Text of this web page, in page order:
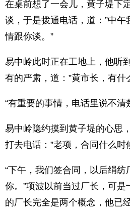
在桌前想了一会儿，黄子堤下
谈，于是拨通电话，道：”中
情跟你谈。”
易中岭此时正在工地上，他听
有的严肃，道：”黄市长，有什
“有重要的事情，电话里说不清
易中岭隐约摸到黄子堤的心思
打去电话：”老项，合同什么时
“下午，我们签合同，以后绢纺
你。”项波以前当过厂长，可
的厂长完全是两个概念，他已